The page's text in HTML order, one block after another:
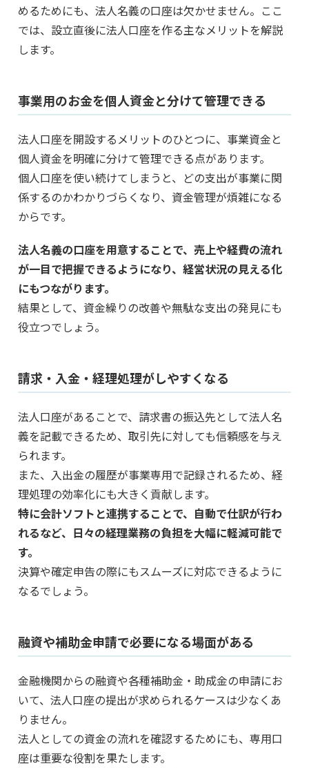
めるためにも、法人名義の口座は欠かせません。ここ
では、設立直後に法人口座を作る主なメリットを解説
します。
事業用のお金を個人資金と分けて管理できる
法人口座を開設するメリットのひとつに、事業資金と
個人資金を明確に分けて管理できる点があります。
個人口座を使い続けてしまうと、どの支出が事業に関
係するのかわかりづらくなり、資金管理が煩雑になる
からです。
法人名義の口座を用意することで、売上や経費の流れ
が一目で把握できるようになり、経営状況の見える化
にもつながります。
結果として、資金繰りの改善や無駄な支出の発見にも
役立つでしょう。
請求・入金・経理処理がしやすくなる
法人口座があることで、請求書の振込先として法人名
義を記載できるため、取引先に対しても信頼感を与え
られます。
また、入出金の履歴が事業専用で記録されるため、経
理処理の効率化にも大きく貢献します。
特に会計ソフトと連携することで、自動で仕訳が行わ
れるなど、日々の経理業務の負担を大幅に軽減可能で
す。
決算や確定申告の際にもスムーズに対応できるように
なるでしょう。
融資や補助金申請で必要になる場面がある
金融機関からの融資や各種補助金・助成金の申請にお
いて、法人口座の提出が求められるケースは少なくあ
りません。
法人としての資金の流れを確認するためにも、専用口
座は重要な役割を果たします。